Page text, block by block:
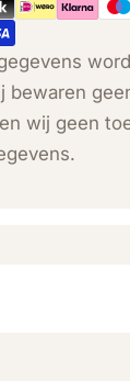
bewaren
wij geen